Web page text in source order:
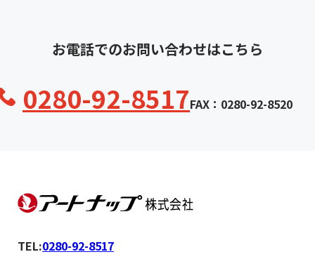
お電話でのお問い合わせはこちら
0280-92-8517FAX：0280-92-8520
TEL:0280-92-8517